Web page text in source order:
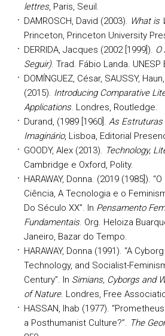
lettres, Paris, Seuil.
DAMROSCH, David (2003). What is
Princeton, Princeton University
DERRIDA, Jacques (2002 [1999]). O
Seguir). Trad. Fábio Landa. UNESP
DOMÍNGUEZ, César, SAUSSY,
(2015). Introducing Comparative
Applications. Londres, Routledge.
Durand, (1989 [1960]. As Estruturas
Imaginário, Lisboa, Editorial
GOODY, Alex (2013). Technology,
Cambridge e Oxford, Polity.
HARAWAY, Donna. (2019 (1985]).
Ciência, A Tecnologia e o
Do Século XX”. In Pensamento
Fundamentais. Org. Heloiza
Janeiro, Bazar do Tempo.
HARAWAY, Donna (1991). “A
Technology, and Socialist-
Century”. In Simians, Cyborgs and
of Nature. Londres, Free
HASSAN, Ihab (1977).
a Posthumanist Culture?”. The